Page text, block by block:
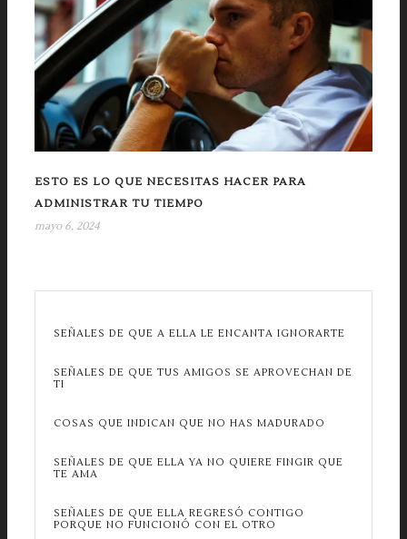
ESTO ES LO QUE NECESITAS HACER PARA
ADMINISTRAR TU TIEMPO
mayo 6, 2024
SEÑALES DE QUE A ELLA LE ENCANTA IGNORARTE
SEÑALES DE QUE TUS AMIGOS SE APROVECHAN DE
TI
COSAS QUE INDICAN QUE NO HAS MADURADO
SEÑALES DE QUE ELLA YA NO QUIERE FINGIR QUE
TE AMA
SEÑALES DE QUE ELLA REGRESÓ CONTIGO
PORQUE NO FUNCIONÓ CON EL OTRO